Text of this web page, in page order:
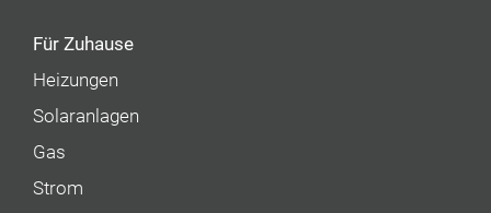
Für Zuhause
Heizungen
Solaranlagen
Gas
Strom